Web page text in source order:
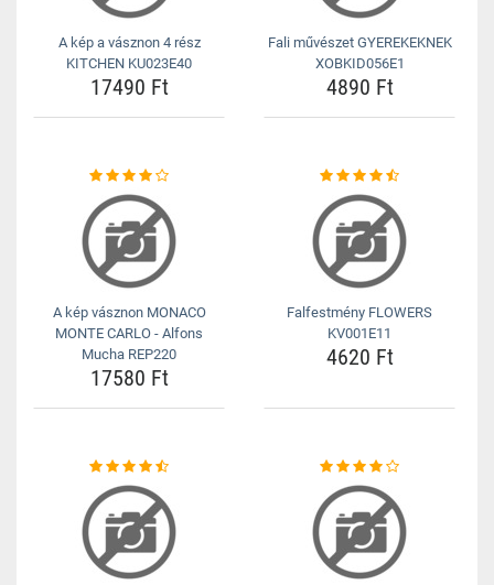
A kép a vásznon 4 rész
KITCHEN KU023E40
17490 Ft
Fali művészet GYEREKEKNEK
XOBKID056E1
4890 Ft
A kép vásznon MONACO
MONTE CARLO - Alfons
Mucha REP220
17580 Ft
Falfestmény FLOWERS
KV001E11
4620 Ft